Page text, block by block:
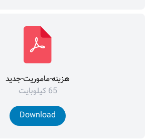
هزینه-ماموریت-جدید
65 کیلوبایت
Download